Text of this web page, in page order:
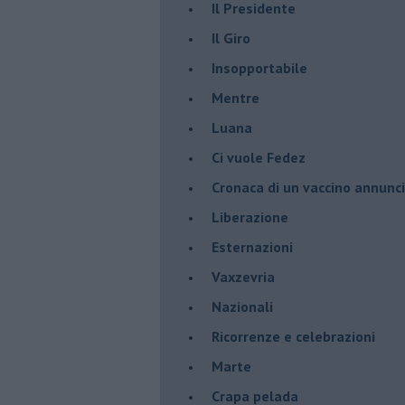
Il Presidente
​Il Giro
Insopportabile
​Mentre
Luana
​Ci vuole Fedez
​Cronaca di un vaccino
​Liberazione
Esternazioni
Vaxzevria
Nazionali
​Ricorrenze e celebrazioni
Marte
​Crapa pelada